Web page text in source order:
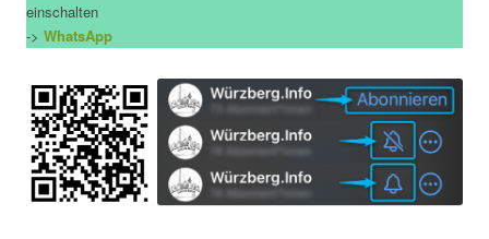
einschalten
-> WhatsApp